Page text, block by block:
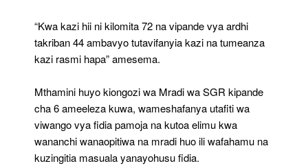
“Kwa kazi hii ni kilomita 72 na vipande vya ardhi
takriban 44 ambavyo tutavifanyia kazi na tumeanza
kazi rasmi hapa” amesema.
Mthamini huyo kiongozi wa Mradi wa SGR kipande
cha 6 ameeleza kuwa, wameshafanya utafiti wa
viwango vya fidia pamoja na kutoa elimu kwa
wananchi wanaopitiwa na mradi huo ili wafahamu na
kuzingitia masuala yanayohusu fidia.